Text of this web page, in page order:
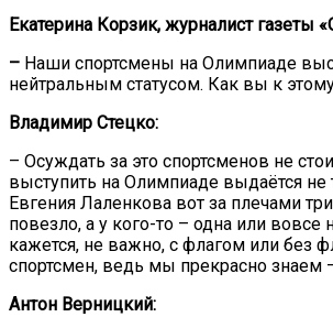
Екатерина Корзик, журналист газеты
– Наши спортсмены на Олимпиаде
нейтральным статусом. Как вы к
Владимир Стецко:
– Осуждать за это спортсменов не
выступить на Олимпиаде выдаётся не
Евгения Лаленкова вот за плечами
повезло, а у кого-то – одна или вовсе
кажется, не важно, с флагом или без
спортсмен, ведь мы прекрасно знаем
Антон Верницкий: